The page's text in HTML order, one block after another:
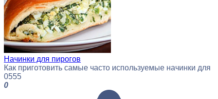
Начинки для пирогов
Как приготовить самые часто используемые начинки для
0555
0